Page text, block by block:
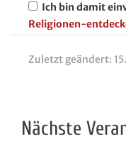
Ich bin damit
Religionen-
Zuletzt geändert:
Nächste